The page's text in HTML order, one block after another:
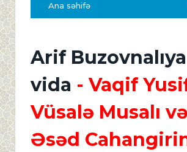
Ana səhifə
Arif Buzovnalıya
vida - Vaqif
Vüsalə Musalı və
Əsəd